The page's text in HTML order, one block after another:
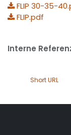
FLIP 30-35-
FLIP.pdf
Interne
Short URL